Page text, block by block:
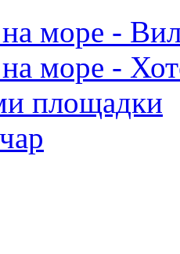
море -
море -
площадки